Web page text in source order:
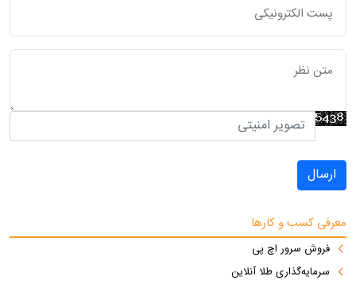
ارسال
معرفی کسب و کارها
فروش سرور اچ پی
سرمایه‌گذاری طلا آنلاین